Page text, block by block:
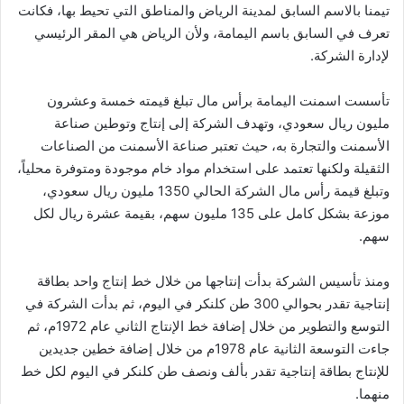
تيمنا بالاسم السابق لمدينة الرياض والمناطق التي تحيط بها، فكانت
تعرف في السابق باسم اليمامة، ولأن الرياض هي المقر الرئيسي
لإدارة الشركة.
تأسست اسمنت اليمامة برأس مال تبلغ قيمته خمسة وعشرون
مليون ريال سعودي، وتهدف الشركة إلى إنتاج وتوطين صناعة
الأسمنت والتجارة به، حيث تعتبر صناعة الأسمنت من الصناعات
الثقيلة ولكنها تعتمد على استخدام مواد خام موجودة ومتوفرة محلياً،
وتبلغ قيمة رأس مال الشركة الحالي 1350 مليون ريال سعودي،
موزعة بشكل كامل على 135 مليون سهم، بقيمة عشرة ريال لكل
سهم.
ومنذ تأسيس الشركة بدأت إنتاجها من خلال خط إنتاج واحد بطاقة
إنتاجية تقدر بحوالي 300 طن كلنكر في اليوم، ثم بدأت الشركة في
التوسع والتطوير من خلال إضافة خط الإنتاج الثاني عام 1972م، ثم
جاءت التوسعة الثانية عام 1978م من خلال إضافة خطين جديدين
للإنتاج بطاقة إنتاجية تقدر بألف ونصف طن كلنكر في اليوم لكل خط
منهما.